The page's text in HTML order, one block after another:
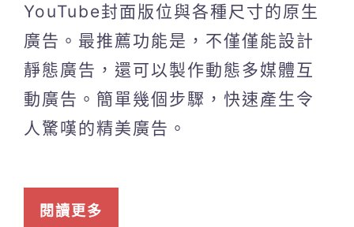
YouTube封面版位與各種尺寸的原生
廣告。最推薦功能是，不僅僅能設計
靜態廣告，還可以製作動態多媒體互
動廣告。簡單幾個步驟，快速產生令
人驚嘆的精美廣告。
閱讀更多